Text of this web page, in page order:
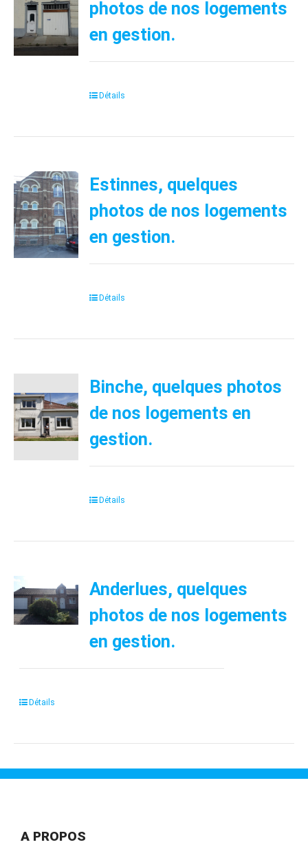
photos de nos logements
en gestion.
Détails
Estinnes, quelques
photos de nos logements
en gestion.
Détails
Binche, quelques photos
de nos logements en
gestion.
Détails
Anderlues, quelques
photos de nos logements
en gestion.
Détails
A PROPOS